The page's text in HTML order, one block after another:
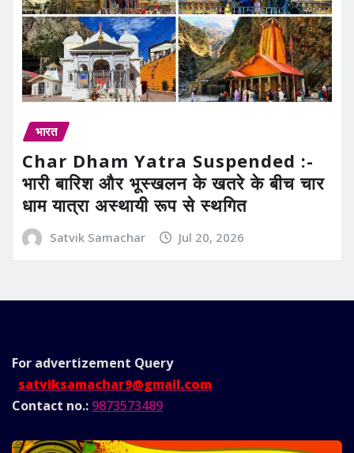
भारत
Char Dham Yatra Suspended :-
भारी बारिश और भूस्खलन के खतरे के बीच चार
धाम यात्रा अस्थायी रूप से स्थगित
Satvik Samachar Jul 20, 2026
For advertizement Query
satviksamachar9@gmail.com
Contact no.: 9873573489